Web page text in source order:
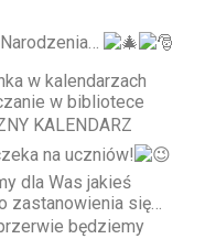
w kalendarzach
w bibliotece
KALENDARZ
na uczniów!
dla Was jakieś
zastanowienia się…
będziemy